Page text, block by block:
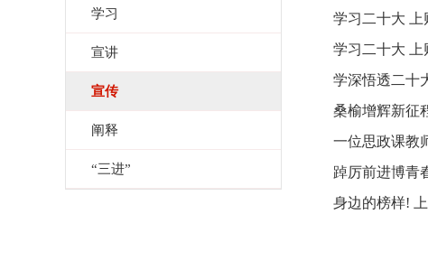
学习
宣讲
宣传
阐释
“三进”
学习二十大
学习二十大 上
学深悟透二十
桑榆增辉新征
一位思政课教
踔厉前进博青
身边的榜样!